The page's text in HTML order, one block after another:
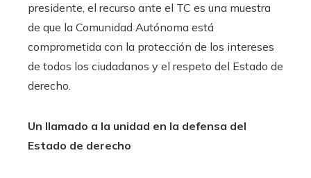
presidente, el recurso ante el TC es una muestra
de que la Comunidad Autónoma está
comprometida con la protección de los intereses
de todos los ciudadanos y el respeto del Estado de
derecho.
Un llamado a la unidad en la defensa del
Estado de derecho